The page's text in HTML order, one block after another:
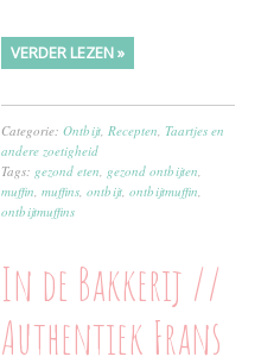
VERDER LEZEN »
Categorie:Ontbijt Recepten ,Taartjes en
andere zoetigheid
Tags: gezond eten gezond ontbijten
muffin ,muffins ,ontbijt ,ontbijtmuffin
ontbijtmuffins
In de Bakkerij //
Authentiek Frans